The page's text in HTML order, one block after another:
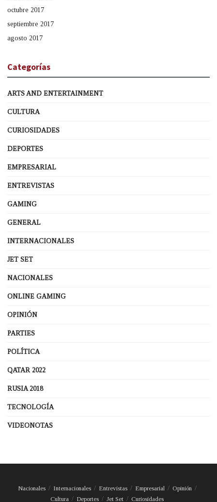
octubre 2017
septiembre 2017
agosto 2017
Categorías
ARTS AND ENTERTAINMENT
CULTURA
CURIOSIDADES
DEPORTES
EMPRESARIAL
ENTREVISTAS
GAMING
GENERAL
INTERNACIONALES
JET SET
NACIONALES
ONLINE GAMING
OPINIÓN
PARTIES
POLÍTICA
QATAR 2022
RUSIA 2018
TECNOLOGÍA
VIDEONOTAS
Nacionales Internacionales Entrevistas Empresarial
Opinión
Cultura
Deportes Jet Set Curiosidades